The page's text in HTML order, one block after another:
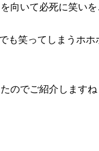
向いて必死に笑いを
も笑ってしまうホ
のでご紹介しますね